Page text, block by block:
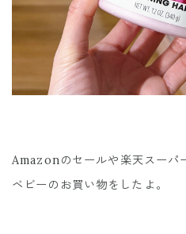
Amazonのセールや楽天スーパ
ベビーのお買い物をしたよ。